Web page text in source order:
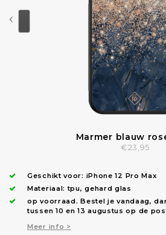
Marmer blauw
€23,95
Geschikt voor: iPhone 12 Pro Max
Materiaal: tpu, gehard glas
op voorraad.Bestel je vandaag,
tussen 10 en 13 augustus op de
Meer info >